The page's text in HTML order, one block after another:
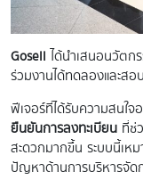
Gosell ได้นำเสนอนวัตก
ร่วมงานได้ทดลองและส
ฟีเจอร์ที่ได้รับความสนใจ
ยืนยันการลงทะเบียน ที่ช่
สะดวกมากขึ้น ระบบนี้เห
ปัญหาด้านการบริหารจัด